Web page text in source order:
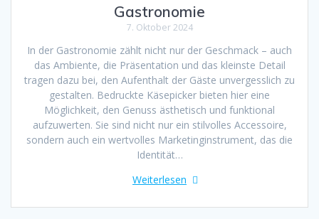
Gastronomie
7. Oktober 2024
In der Gastronomie zählt nicht nur der Geschmack – auch
das Ambiente, die Präsentation und das kleinste Detail
tragen dazu bei, den Aufenthalt der Gäste unvergesslich zu
gestalten. Bedruckte Käsepicker bieten hier eine
Möglichkeit, den Genuss ästhetisch und funktional
aufzuwerten. Sie sind nicht nur ein stilvolles Accessoire,
sondern auch ein wertvolles Marketinginstrument, das die
Identität…
Weiterlesen